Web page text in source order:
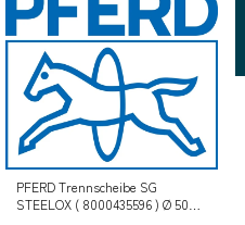
PFERD Trennscheibe SG
STEELOX ( 8000435596 ) Ø 50